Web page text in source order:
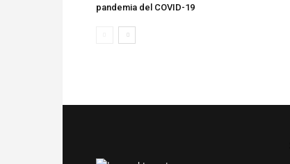
pandemia del COVID-19